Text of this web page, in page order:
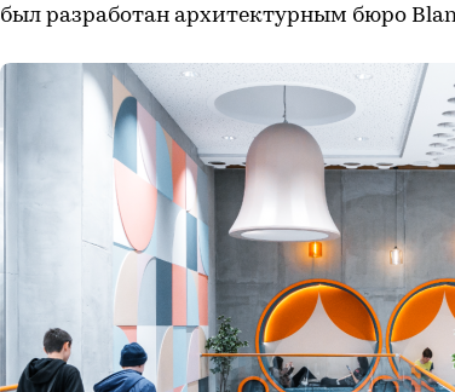
был разработан архитектурным бюро